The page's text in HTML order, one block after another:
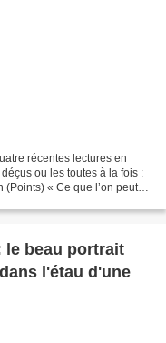
récentes lectures en
ou les toutes à la fois :
« Ce que l’on peut
le beau portrait
l'étau d'une